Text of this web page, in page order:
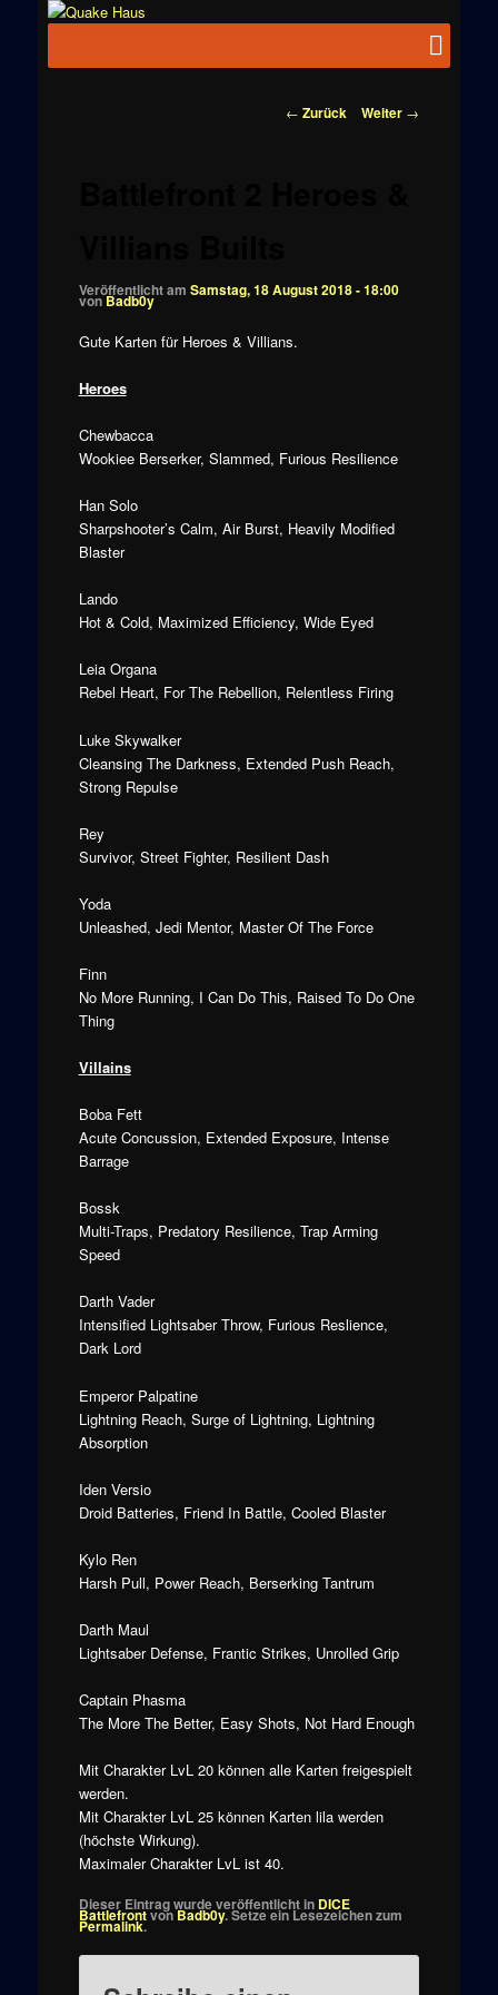
News zu
Beitragsnavigation
← Zurück Weiter →
Veröffentlicht am Samstag, 18 August 2018 - 18:00
vonBadb0y
Gute Karten für Heroes & Villians.
Heroes
Chewbacca
Wookiee Berserker, Slammed, Furious Resilience
Han Solo
Sharpshooter’s Calm, Air Burst, Heavily Modified
Blaster
Lando
Hot & Cold, Maximized Efficiency, Wide Eyed
Leia Organa
Rebel Heart, For The Rebellion, Relentless Firing
Luke Skywalker
Cleansing The Darkness, Extended Push Reach,
Strong Repulse
Rey
Survivor, Street Fighter, Resilient Dash
Yoda
Unleashed, Jedi Mentor, Master Of The Force
Finn
No More Running, I Can Do This, Raised To Do One
Thing
Villains
Boba Fett
Acute Concussion, Extended Exposure, Intense
Barrage
Bossk
Multi-Traps, Predatory Resilience, Trap Arming
Speed
Darth Vader
Intensified Lightsaber Throw, Furious Reslience,
Dark Lord
Emperor Palpatine
Lightning Reach, Surge of Lightning, Lightning
Absorption
Iden Versio
Droid Batteries, Friend In Battle, Cooled Blaster
Kylo Ren
Harsh Pull, Power Reach, Berserking Tantrum
Darth Maul
Lightsaber Defense, Frantic Strikes, Unrolled Grip
Captain Phasma
The More The Better, Easy Shots, Not Hard Enough
Mit Charakter LvL 20 können alle Karten freigespielt
werden.
Mit Charakter LvL 25 können Karten lila werden
(höchste Wirkung).
Maximaler Charakter LvL ist 40.
Dieser Eintrag wurde veröffentlicht in DICE
BattlefrontvonBadb0y. Setze ein Lesezeichen zum
Permalink.